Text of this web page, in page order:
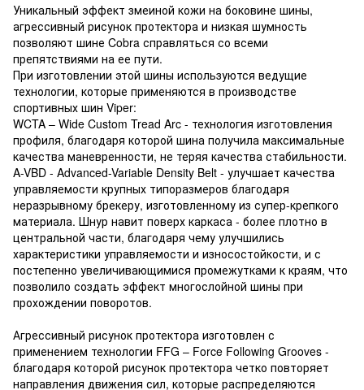
Уникальный эффект змеиной кожи на боковине шины,
агрессивный рисунок протектора и низкая шумность
позволяют шине Cobra справляться со всеми
препятствиями на ее пути.
При изготовлении этой шины используются ведущие
технологии, которые применяются в производстве
спортивных шин Viper:
WCTA – Wide Custom Tread Arc - технология изготовления
профиля, благодаря которой шина получила максимальные
качества маневренности, не теряя качества стабильности.
A-VBD - Advanced-Variable Density Belt - улучшает качества
управляемости крупных типоразмеров благодаря
неразрывному брекеру, изготовленному из супер-крепкого
материала. Шнур навит поверх каркаса - более плотно в
центральной части, благодаря чему улучшились
характеристики управляемости и износостойкости, и с
постепенно увеличивающимися промежутками к краям, что
позволило создать эффект многослойной шины при
прохождении поворотов.
Агрессивный рисунок протектора изготовлен с
применением технологии FFG – Force Following Grooves -
благодаря которой рисунок протектора четко повторяет
направления движения сил, которые распределяются